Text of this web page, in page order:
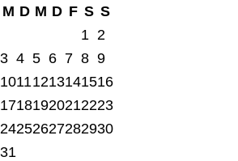
M D M D F S S
1 2
3 4 5 6 7 8 9
10111213141516
17181920212223
24252627282930
31